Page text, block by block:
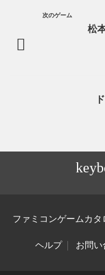
次のゲーム
松
ファミコンゲームカタ
ヘルプ お問い